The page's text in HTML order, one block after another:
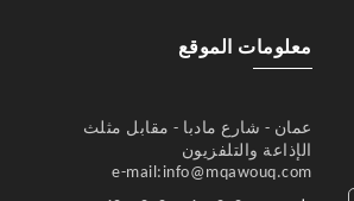
معلومات الموقع
عمان - شارع مادبا - مقابل مثلث
الإذاعة والتلفزيون
e-mail:info@mqawouq.com